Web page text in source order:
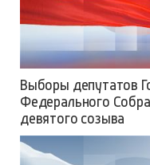
Выборы депутатов
Федерального
девятого созыва